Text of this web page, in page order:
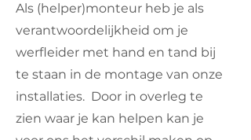
Als (helper)monteur heb je als
verantwoordelijkheid om je
werfleider met hand en tand bij
te staan in de montage van onze
installaties. Door in overleg te
zien waar je kan helpen kan je